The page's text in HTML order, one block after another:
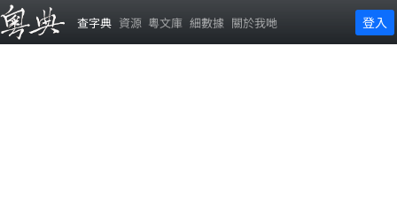
查字典 資源 粵文庫 細數據 關於我哋 登入